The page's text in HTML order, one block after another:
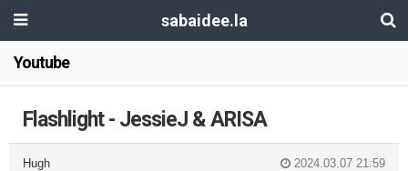
sabaidee.la
Youtube
Flashlight - JessieJ & ARISA
Hugh 2024.03.07 21:59